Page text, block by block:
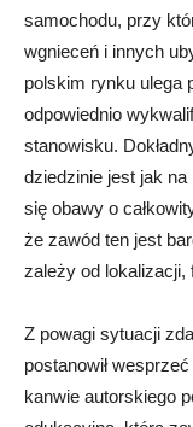
samochodu, przy
wgnieceń i innych
polskim rynku ulega
odpowiednio
stanowisku.
dziedzinie jest jak na
się obawy o
że zawód ten jest
zależy od lokalizacji,
Z powagi sytuacji
postanowił
kanwie autorskiego